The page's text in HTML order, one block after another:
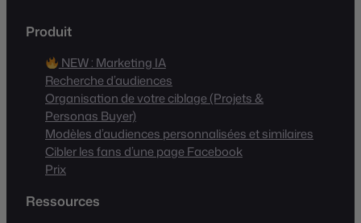
Produit
NEW : Marketing IA
Recherche d’audiences
Organisation de votre ciblage (Projets &
Personas Buyer)
Modèles d’audiences personnalisées et similaires
Cibler les fans d’une page Facebook
Prix
Ressources